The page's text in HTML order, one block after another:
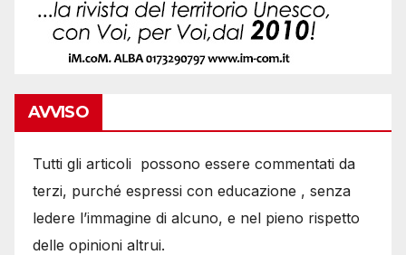
AVVISO
Tutti gli articoli possono essere commentati da
terzi, purché espressi con educazione , senza
ledere l’immagine di alcuno, e nel pieno rispetto
delle opinioni altrui.